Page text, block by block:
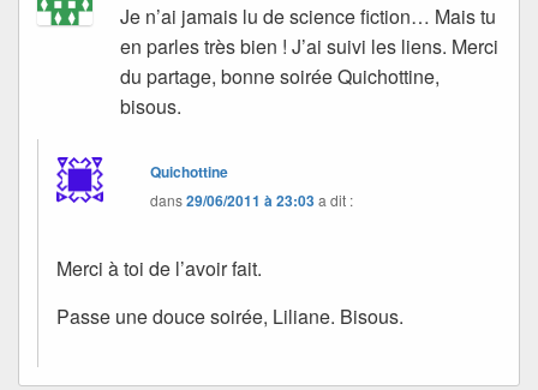
Je n’ai jamais lu de science fiction… Mais tu
en parles très bien ! J’ai suivi les liens. Merci
du partage, bonne soirée Quichottine,
bisous.
Quichottine
dans29/06/2011 à 23:03a dit :
Merci à toi de l’avoir fait.
Passe une douce soirée, Liliane. Bisous.